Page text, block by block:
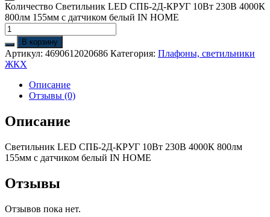
Количество Светильник LED СПБ-2Д-КРУГ 10Вт 230В 4000К
800лм 155мм с датчиком белый IN HOME
В корзину
Артикул: 4690612020686 Категория: Плафоны, светильники
ЖКХ
Описание
Отзывы (0)
Описание
Светильник LED СПБ-2Д-КРУГ 10Вт 230В 4000К 800лм
155мм с датчиком белый IN HOME
Отзывы
Отзывов пока нет.